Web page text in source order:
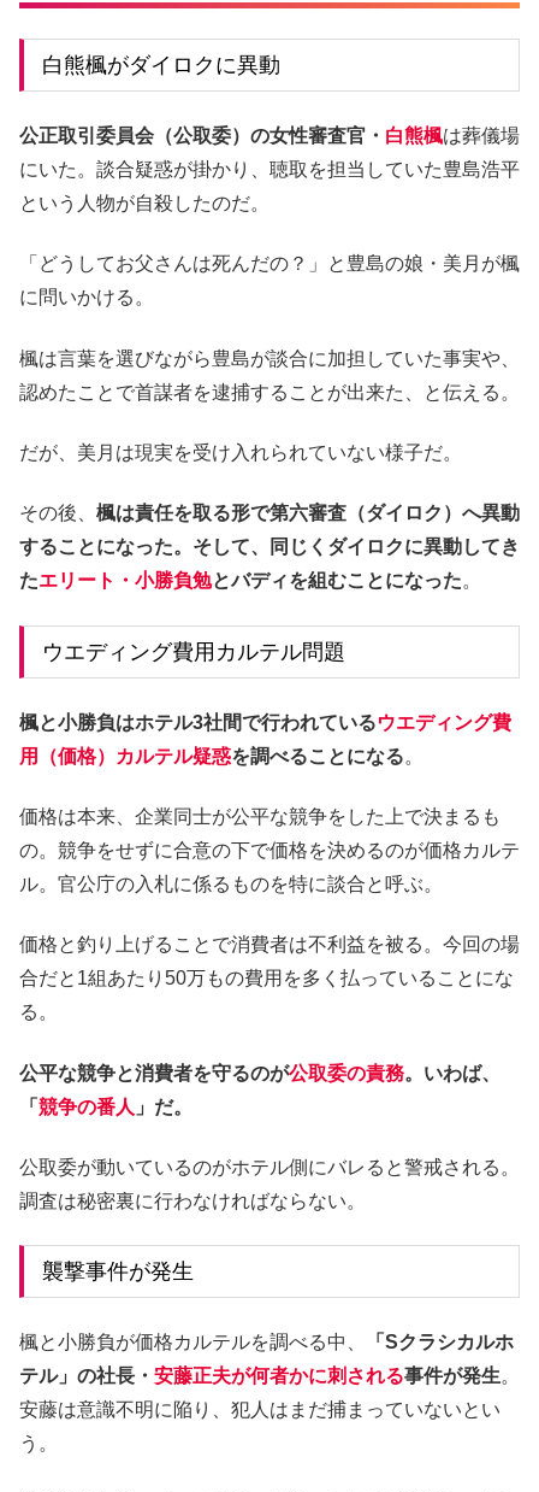
白熊楓がダイロクに異動
公正取引委員会（公取委）の女性審査官・ 白熊楓は葬儀場
にいた。談合疑惑が掛かり、聴取を担当していた豊島浩平
という人物が自殺したのだ。
「どうしてお父さんは死んだの？」と豊島の娘・美月が楓
に問いかける。
楓は言葉を選びながら豊島が談合に加担していた事実や、
認めたことで首謀者を逮捕することが出来た、と伝える。
だが、美月は現実を受け入れられていない様子だ。
その後、 楓は責任を取る形で第六審査（ダイロク）へ異動
することになった。そして、同じくダイロクに異動してき
たエリート・小勝負勉とバディを組むことになった。
ウエディング費用カルテル問題
楓と小勝負はホテル3社間で行われているウエディング費
用（価格）カルテル疑惑を調べることになる。
価格は本来、企業同士が公平な競争をした上で決まるも
の。競争をせずに合意の下で価格を決めるのが価格カルテ
ル。官公庁の入札に係るものを特に談合と呼ぶ。
価格と釣り上げることで消費者は不利益を被る。今回の場
合だと1組あたり50万もの費用を多く払っていることにな
る。
公平な競争と消費者を守るのが公取委の責務。いわば、
「 競争の番人 」だ。
公取委が動いているのがホテル側にバレると警戒される。
調査は秘密裏に行わなければならない。
襲撃事件が発生
楓と小勝負が価格カルテルを調べる中、
「Sクラシカルホ
テル」の社長・ 安藤正夫が何者かに刺される事件が発生。
安藤は意識不明に陥り、犯人はまだ捕まっていないとい
う。